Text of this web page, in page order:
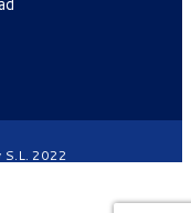
S.L. 2022